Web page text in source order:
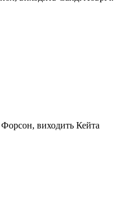
виходить Кейта